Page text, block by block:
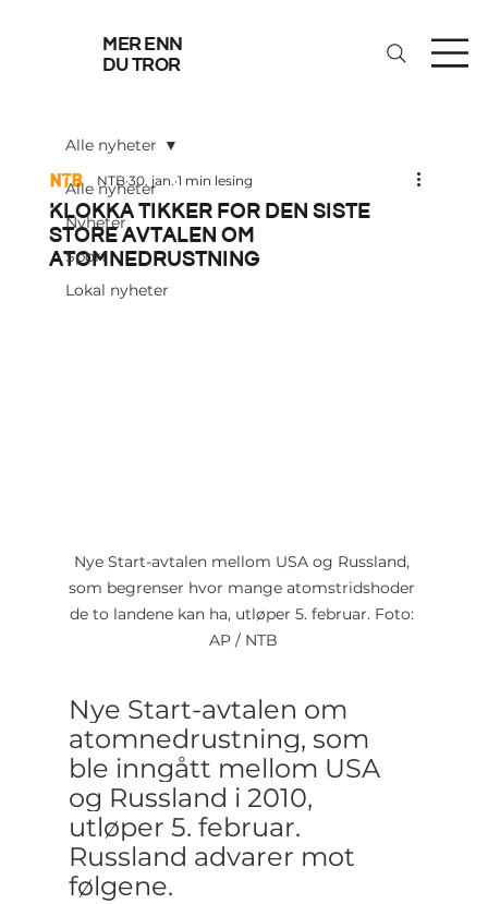
mer enn
du tror
Alle nyheter
Nyheter
Sport
Lokal nyheter
Alle nyheter
Klokka tikker for den siste
store avtalen om
atomnedrustning
NTB 30. jan. 1 min lesing
Nye Start-avtalen mellom USA og Russland,
som begrenser hvor mange atomstridshoder
de to landene kan ha, utløper 5. februar. Foto:
AP / NTB
Nye Start-avtalen om
atomnedrustning, som
ble inngått mellom USA
og Russland i 2010,
utløper 5. februar.
Russland advarer mot
følgene.